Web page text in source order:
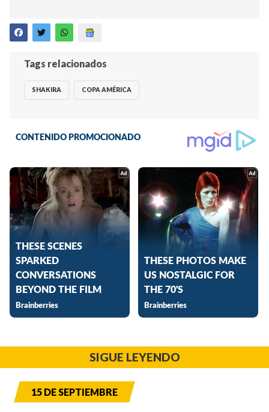
Tags relacionados
SHAKIRA COPA AMÉRICA
SIGUE LEYENDO
15 DE SEPTIEMBRE